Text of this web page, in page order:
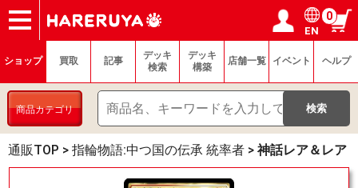
ショップ
買取
記事
デッキ検索
デッキ構築
選手一覧
店舗一覧
イベント
ヘルプ
お問い合わせ ログイン／会員登録
マイページ
EN
0
ショップ 買取 記事
デッキ
検索
デッキ
構築
店舗一覧 イベント ヘルプ
商品カテゴリ
通販TOP > 指輪物語:中つ国の伝承 統率者 > 神話レア＆レア